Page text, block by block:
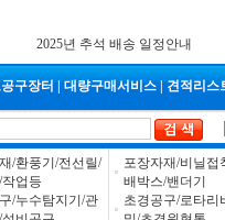
2025년 추석 배송 일정안내
구장터 대량구매서비스 견적리스
/환풍기/전선릴/
업등
/누수탐지기/관
포장자재/비닐접
배박스/밴더기
초경공구/로타리